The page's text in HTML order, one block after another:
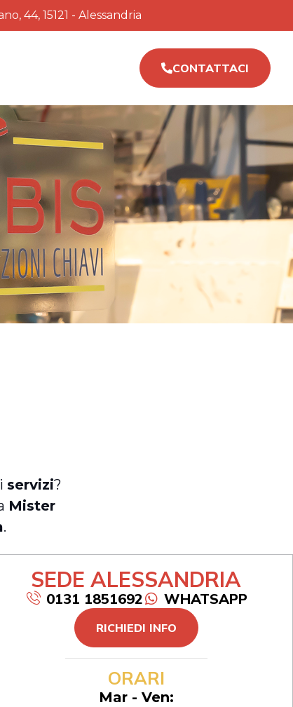
44, 15121 - Alessandria
CONTATTACI
servizi?
Mister
.
SEDE ALESSANDRIA
0131 1851692 WHATSAPP
RICHIEDI INFO
ORARI
Mar - Ven: